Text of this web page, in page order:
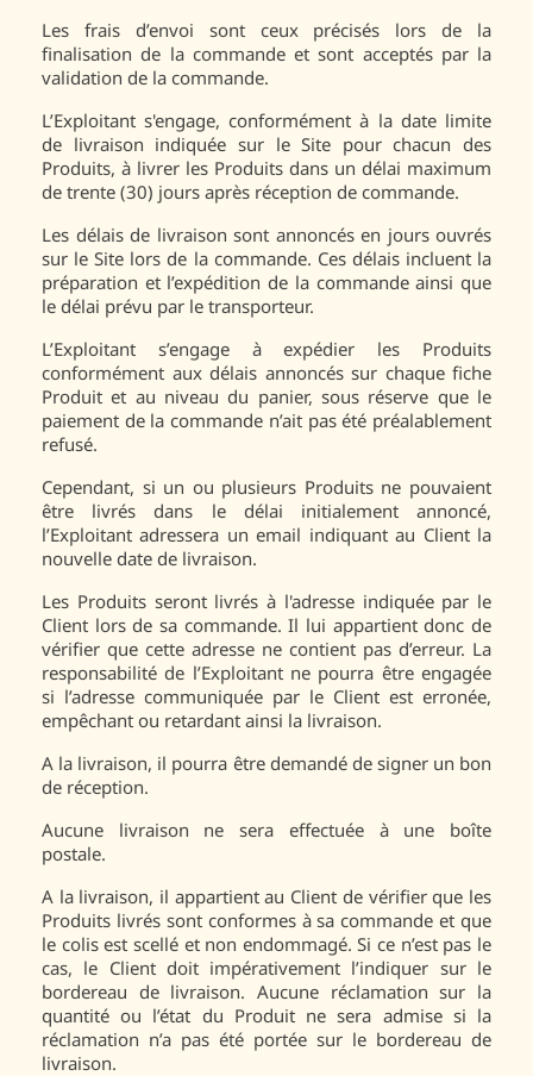
Les frais d’envoi sont ceux précisés lors de la
finalisation de la commande et sont acceptés par la
validation de la commande.
L’Exploitant s'engage, conformément à la date limite
de livraison indiquée sur le Site pour chacun des
Produits, à livrer les Produits dans un délai maximum
de trente (30) jours après réception de commande.
Les délais de livraison sont annoncés en jours ouvrés
sur le Site lors de la commande. Ces délais incluent la
préparation et l’expédition de la commande ainsi que
le délai prévu par le transporteur.
L’Exploitant s’engage à expédier les Produits
conformément aux délais annoncés sur chaque fiche
Produit et au niveau du panier, sous réserve que le
paiement de la commande n’ait pas été préalablement
refusé.
Cependant, si un ou plusieurs Produits ne pouvaient
être livrés dans le délai initialement annoncé,
l’Exploitant adressera un email indiquant au Client la
nouvelle date de livraison.
Les Produits seront livrés à l'adresse indiquée par le
Client lors de sa commande. Il lui appartient donc de
vérifier que cette adresse ne contient pas d’erreur. La
responsabilité de l’Exploitant ne pourra être engagée
si l’adresse communiquée par le Client est erronée,
empêchant ou retardant ainsi la livraison.
A la livraison, il pourra être demandé de signer un bon
de réception.
Aucune livraison ne sera effectuée à une boîte
postale.
A la livraison, il appartient au Client de vérifier que les
Produits livrés sont conformes à sa commande et que
le colis est scellé et non endommagé. Si ce n’est pas le
cas, le Client doit impérativement l’indiquer sur le
bordereau de livraison. Aucune réclamation sur la
quantité ou l’état du Produit ne sera admise si la
réclamation n’a pas été portée sur le bordereau de
livraison.